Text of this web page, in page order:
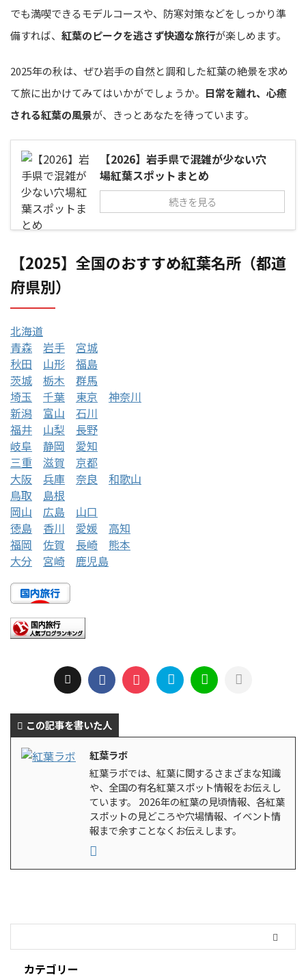
でも満喫できるモデルコースや、防寒対策などをしっかり準
備すれば、 紅葉のピークを逃さず快適な旅行が楽しめます。
2025年の秋は、ぜひ岩手の自然と調和した紅葉の絶景を求め
て旅に出かけてみてはいかがでしょうか。 日常を離れ、心癒
される紅葉の風景が、きっとあなたを待っています。
【2026】岩手県で混雑が少ない穴
場紅葉スポットまとめ
続きを見る
【2025】全国のおすすめ紅葉名所（都道
府県別）
北海道
青森
岩手
宮城
秋田
山形
福島
茨城
栃木
群馬
埼玉
千葉 東京
神奈川
新潟
富山
石川
福井
山梨
長野
岐阜
静岡
愛知
三重
滋賀
京都
大阪
兵庫 奈良
和歌山
鳥取
島根
岡山
広島
山口
徳島
香川 愛媛
高知
福岡
佐賀 長崎
熊本
大分
宮崎 鹿児島
この記事を書いた人
紅葉ラボ
紅葉ラボでは、紅葉に関するさまざまな知識
や、全国の有名紅葉スポット情報をお伝えし
ています。 2026年の紅葉の見頃情報、各紅葉
スポットの見どころや穴場情報、イベント情
報まで余すことなくお伝えします。
カテゴリー